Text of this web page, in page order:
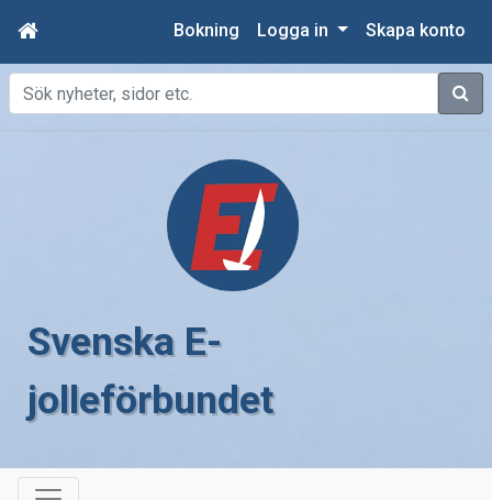
Bokning Logga in Skapa konto
Sök
Svenska E-
jolleförbundet